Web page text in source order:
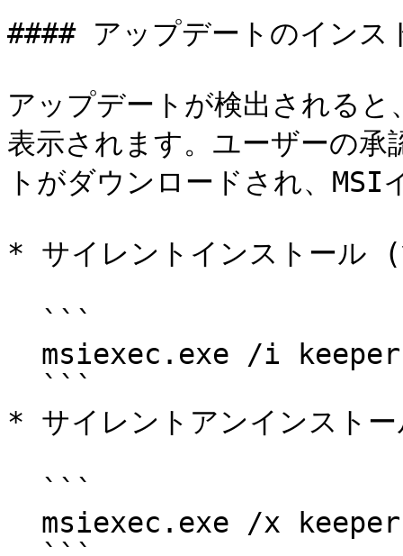
#### アップデートのインス
アップデートが検出される
表示されます。ユーザーの
トがダウンロードされ、MSI
* サイレントインストール (
* サイレントアンインスト